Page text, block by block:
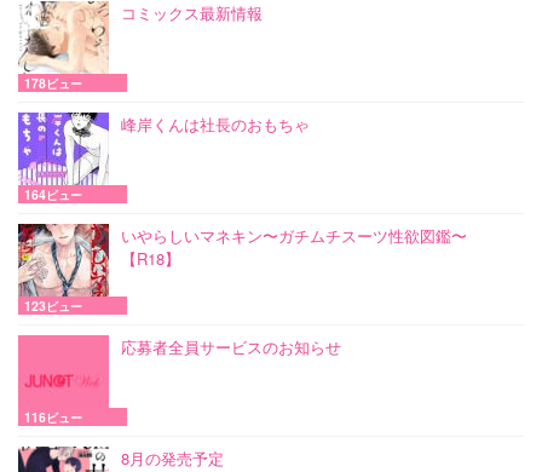
コミックス最新情報
178ビュー
峰岸くんは社長のおもちゃ
164ビュー
いやらしいマネキン〜ガチムチスーツ性欲図鑑〜
【R18】
123ビュー
応募者全員サービスのお知らせ
116ビュー
8月の発売予定